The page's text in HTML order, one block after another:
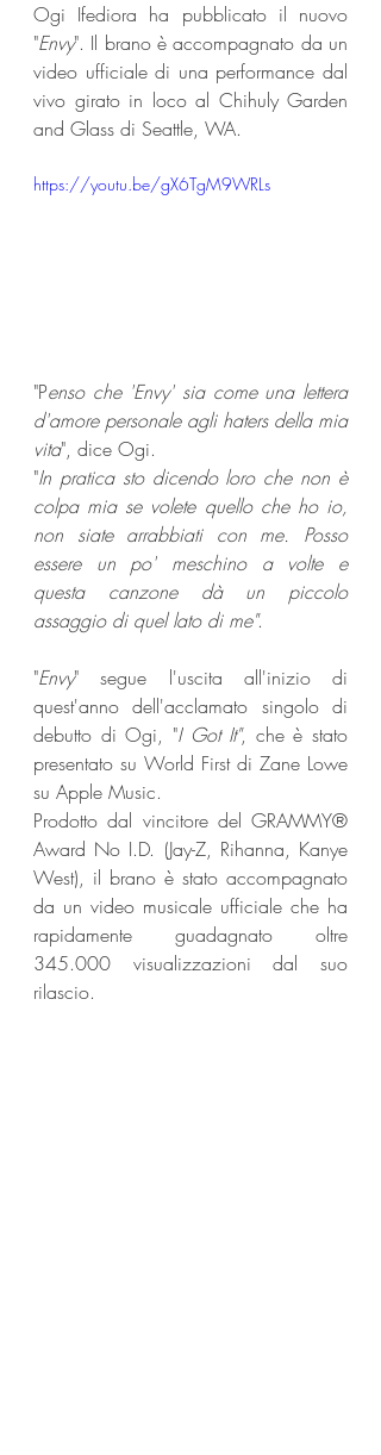
Ogi Ifediora ha pubblicato il nuovo
"Envy". Il brano è accompagnato da un
video ufficiale di una performance dal
vivo girato in loco al Chihuly Garden
and Glass di Seattle, WA.
https://youtu.be/gX6TgM9WRLs
"Penso che 'Envy' sia come una lettera
d'amore personale agli haters della mia
vita", dice Ogi.
"In pratica sto dicendo loro che non è
colpa mia se volete quello che ho io,
non siate arrabbiati con me. Posso
essere un po' meschino a volte e
questa canzone dà un piccolo
assaggio di quel lato di me".
"Envy" segue l'uscita all'inizio di
quest'anno dell'acclamato singolo di
debutto di Ogi, "I Got It", che è stato
presentato su World First di Zane Lowe
su Apple Music.
Prodotto dal vincitore del GRAMMY®
Award No I.D. (Jay-Z, Rihanna, Kanye
West), il brano è stato accompagnato
da un video musicale ufficiale che ha
rapidamente guadagnato oltre
345.000 visualizzazioni dal suo
rilascio.